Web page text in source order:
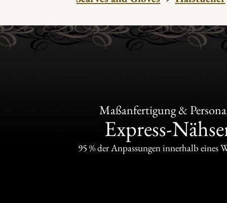
Maßanfertigung &
Express-
95 % der Anpassungen innerhalb eines